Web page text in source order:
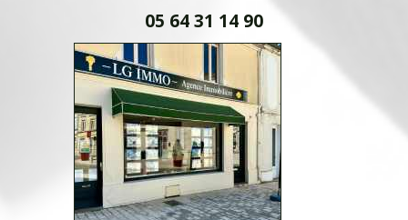
05 64 31 14 90